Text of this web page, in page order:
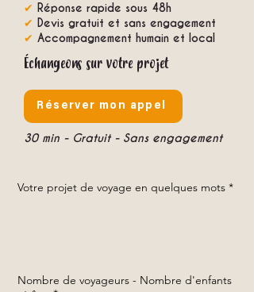
✔ Réponse rapide sous 48h
✔ Devis gratuit et sans engagement
✔ Accompagnement humain et local
Échangeons sur votre projet
Réserver mon appel
30 min - Gratuit - Sans engagement
Votre projet de voyage en quelques mots *
Nombre de voyageurs - Nombre d'enfants